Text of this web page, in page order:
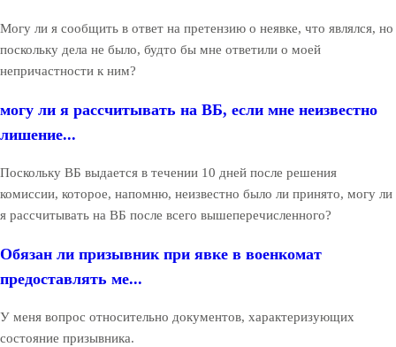
Могу ли я сообщить в ответ на претензию о неявке, что являлся, но
поскольку дела не было, будто бы мне ответили о моей
непричастности к ним?
могу ли я рассчитывать на ВБ, если мне неизвестно
лишение...
Поскольку ВБ выдается в течении 10 дней после решения
комиссии, которое, напомню, неизвестно было ли принято, могу ли
я рассчитывать на ВБ после всего вышеперечисленного?
Обязан ли призывник при явке в военкомат
предоставлять ме...
У меня вопрос относительно документов, характеризующих
состояние призывника.